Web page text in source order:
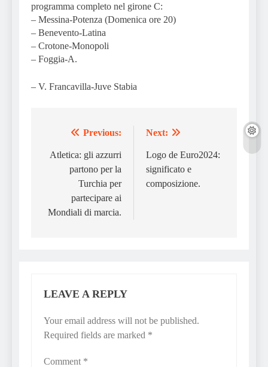
programma completo nel girone C:
– Messina-Potenza (Domenica ore 20)
– Benevento-Latina
– Crotone-Monopoli
– Foggia-A.
– V. Francavilla-Juve Stabia
navigation
Previous:
Atletica: gli azzurri
partono per la
Turchia per
partecipare ai
Mondiali di marcia.
Next:
Logo de Euro2024:
significato e
composizione.
LEAVE A REPLY
Your email address will not be published.
Required fields are marked *
Comment *